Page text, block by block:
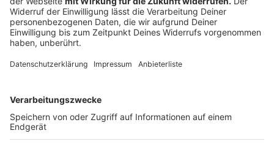
im Einklang mit dem NVP Teil 3 im
Bereich der Jägerhofstraße der Abschnitt Sandhof –
Hermannshöhe – Friedenshain zu
Gunsten einer neuen Linienführung über Am
Linien E800/E860: Im Univerkehr werden zum